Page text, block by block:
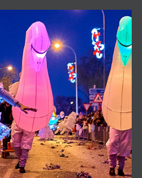
Lago de los Cisnes